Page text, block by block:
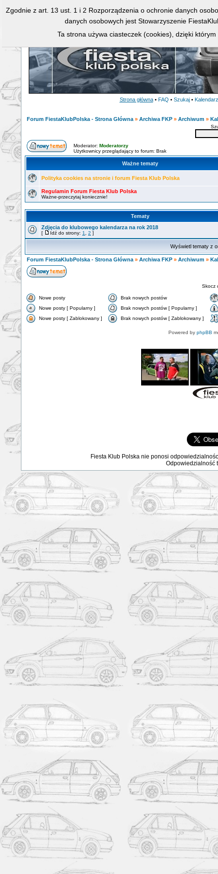
Strona główna • FAQ • Szukaj • Kalendarz
Forum FiestaKlubPolska - Strona Główna » Archiwa FKP » Archiwum »
Moderator: Moderatorzy
Użytkownicy przeglądający to forum: Brak
Ważne tematy
Polityka cookies na stronie i forum Fiesta Klub Polska
Regulamin Forum Fiesta Klub Polska
Ważne-przeczytaj koniecznie!
Tematy
Zdjęcia do klubowego kalendarza na rok 2018
[ Idź do strony: 1 2 ]
Wyświetl tematy z
Forum FiestaKlubPolska - Strona Główna » Archiwa FKP » Archiwum »
Skocz
Nowe posty
Brak nowych postów
Nowe posty [ Popularny ]
Brak nowych postów [ Popularny ]
Nowe posty [ Zablokowany ]
Brak nowych postów [ Zablokowany ]
Powered by phpBB
Fiesta Klub Polska nie ponosi
Odpowiedzialność
Zgodnie z art. 13 ust. 1 i 2 Rozporządzenia o ochronie danych
danych osobowych jest Stowarzyszenie
Ta strona używa ciasteczek (cookies), dzięki